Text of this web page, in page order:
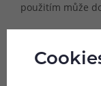
použitím může
Provedení: